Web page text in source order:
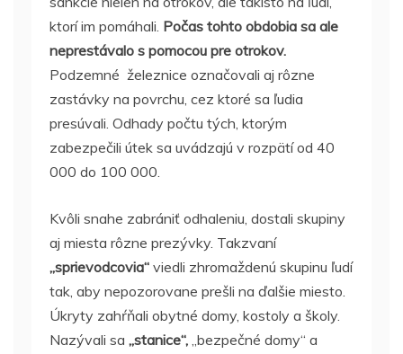
ktorí im pomáhali. Počas tohto obdobia sa ale
neprestávalo s pomocou pre otrokov.
Podzemné železnice označovali aj rôzne
zastávky na povrchu, cez ktoré sa ľudia
presúvali. Odhady počtu tých, ktorým
zabezpečili útek sa uvádzajú v rozpätí od 40
000 do 100 000.
Kvôli snahe zabrániť odhaleniu, dostali skupiny
aj miesta rôzne prezývky. Takzvaní
„sprievodcovia“ viedli zhromaždenú skupinu ľudí
tak, aby nepozorovane prešli na ďalšie miesto.
Úkryty zahŕňali obytné domy, kostoly a školy.
Nazývali sa „stanice“, „bezpečné domy“ a